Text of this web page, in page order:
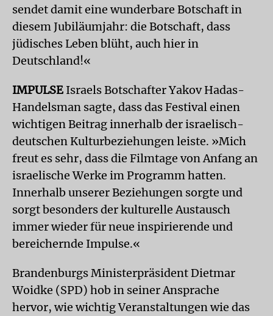
sendet damit eine wunderbare Botschaft in
diesem Jubiläumjahr: die Botschaft, dass
jüdisches Leben blüht, auch hier in
Deutschland!«
IMPULSE Israels Botschafter Yakov Hadas-
Handelsman sagte, dass das Festival einen
wichtigen Beitrag innerhalb der israelisch-
deutschen Kulturbeziehungen leiste. »Mich
freut es sehr, dass die Filmtage von Anfang an
israelische Werke im Programm hatten.
Innerhalb unserer Beziehungen sorgte und
sorgt besonders der kulturelle Austausch
immer wieder für neue inspirierende und
bereichernde Impulse.«
Brandenburgs Ministerpräsident Dietmar
Woidke (SPD) hob in seiner Ansprache
hervor, wie wichtig Veranstaltungen wie das